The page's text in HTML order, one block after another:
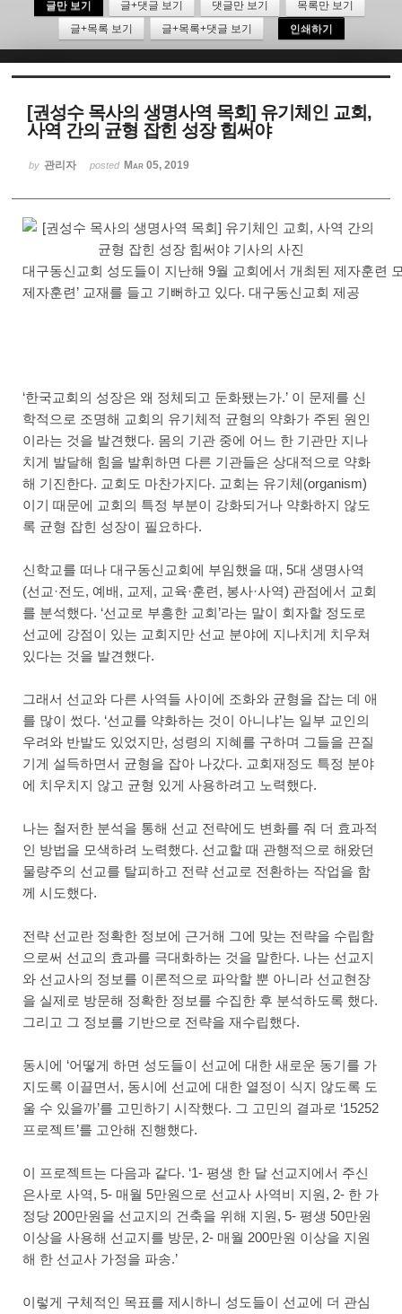
글만 보기 글+댓글 보기 댓글만 보기
목록만 보기
글+목록 보기
글+목록+댓글 보기 인쇄하기
[권성수 목사의 생명사역 목회] 유기체인 교회,
사역 간의 균형 잡힌 성장 힘써야
by 관리자 posted Mar 05, 2019
대구동신교회 성도들이 지난해 9월 교회에서 개최된 제자훈련
제자훈련’ 교재를 들고 기뻐하고 있다. 대구동신교회 제공
‘한국교회의 성장은 왜 정체되고 둔화됐는가.’ 이 문제를 신
학적으로 조명해 교회의 유기체적 균형의 약화가 주된 원인
이라는 것을 발견했다. 몸의 기관 중에 어느 한 기관만 지나
치게 발달해 힘을 발휘하면 다른 기관들은 상대적으로 약화
해 기진한다. 교회도 마찬가지다. 교회는 유기체(organism)
이기 때문에 교회의 특정 부분이 강화되거나 약화하지 않도
록 균형 잡힌 성장이 필요하다.
신학교를 떠나 대구동신교회에 부임했을 때, 5대 생명사역
(선교·전도, 예배, 교제, 교육·훈련, 봉사·사역) 관점에서 교회
를 분석했다. ‘선교로 부흥한 교회’라는 말이 회자할 정도로
선교에 강점이 있는 교회지만 선교 분야에 지나치게 치우쳐
있다는 것을 발견했다.
그래서 선교와 다른 사역들 사이에 조화와 균형을 잡는 데 애
를 많이 썼다. ‘선교를 약화하는 것이 아니냐’는 일부 교인의
우려와 반발도 있었지만, 성령의 지혜를 구하며 그들을 끈질
기게 설득하면서 균형을 잡아 나갔다. 교회재정도 특정 분야
에 치우치지 않고 균형 있게 사용하려고 노력했다.
나는 철저한 분석을 통해 선교 전략에도 변화를 줘 더 효과적
인 방법을 모색하려 노력했다. 선교할 때 관행적으로 해왔던
물량주의 선교를 탈피하고 전략 선교로 전환하는 작업을 함
께 시도했다.
전략 선교란 정확한 정보에 근거해 그에 맞는 전략을 수립함
으로써 선교의 효과를 극대화하는 것을 말한다. 나는 선교지
와 선교사의 정보를 이론적으로 파악할 뿐 아니라 선교현장
을 실제로 방문해 정확한 정보를 수집한 후 분석하도록 했다.
그리고 그 정보를 기반으로 전략을 재수립했다.
동시에 ‘어떻게 하면 성도들이 선교에 대한 새로운 동기를 가
지도록 이끌면서, 동시에 선교에 대한 열정이 식지 않도록 도
울 수 있을까’를 고민하기 시작했다. 그 고민의 결과로 ‘15252
프로젝트’를 고안해 진행했다.
이 프로젝트는 다음과 같다. ‘1- 평생 한 달 선교지에서 주신
은사로 사역, 5- 매월 5만원으로 선교사 사역비 지원, 2- 한 가
정당 200만원을 선교지의 건축을 위해 지원, 5- 평생 50만원
이상을 사용해 선교지를 방문, 2- 매월 200만원 이상을 지원
해 한 선교사 가정을 파송.’
이렇게 구체적인 목표를 제시하니 성도들이 선교에 더 관심
Sketchbook5, 스케치북5
Sketchbook5, 스케치북5